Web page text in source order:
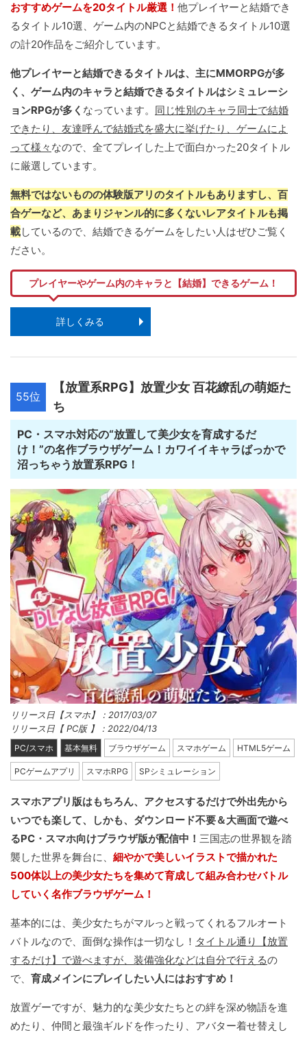
おすすめゲームを20タイトル厳選！ 他プレイヤーと結婚でき
るタイトル10選、ゲーム内のNPCと結婚できるタイトル10選
の計20作品をご紹介しています。
他プレイヤーと結婚できるタイトルは、主にMMORPGが多
く、ゲーム内のキャラと結婚できるタイトルはシミュレーシ
ョンRPGが多く なっています。 同じ性別のキャラ同士で結婚
できたり、友達呼んで結婚式を盛大に挙げたり、ゲームによ
って様々 なので、全てプレイした上で面白かった20タイトル
に厳選しています。
無料ではないものの体験版アリのタイトルもありますし、百
合ゲーなど、あまりジャンル的に多くないレアタイトルも掲
載しているので、結婚できるゲームをしたい人はぜひご覧く
ださい。
プレイヤーやゲーム内のキャラと【結婚】できるゲーム！
詳しくみる
55位
【放置系RPG】放置少女 百花繚乱の萌姫た
ち
PC・スマホ対応の“放置して美少女を育成するだ
け！”の名作ブラウザゲーム！カワイイキャラばっかで
沼っちゃう放置系RPG！
リリース日【スマホ】：2017/03/07
リリース日【 PC版 】：2022/04/13
PC/スマホ 基本無料 ブラウザゲーム スマホゲーム HTML5ゲーム
PCゲームアプリ スマホRPG SPシミュレーション
スマホアプリ版はもちろん、アクセスするだけで外出先から
いつでも楽して、しかも、ダウンロード不要＆大画面で遊べ
るPC・スマホ向けブラウザ版が配信中！ 三国志の世界観を踏
襲した世界を舞台に、 細やかで美しいイラストで描かれた
500体以上の美少女たちを集めて育成して組み合わせバトル
していく名作ブラウザゲーム！
基本的には、美少女たちがマルっと戦ってくれるフルオート
バトルなので、面倒な操作は一切なし！ タイトル通り【放置
するだけ】で遊べますが、装備強化などは自分で行えるの
で、 育成メインにプレイしたい人にはおすすめ！
放置ゲーですが、魅力的な美少女たちとの絆を深め物語を進
めたり、仲間と最強ギルドを作ったり、アバター着せ替えし